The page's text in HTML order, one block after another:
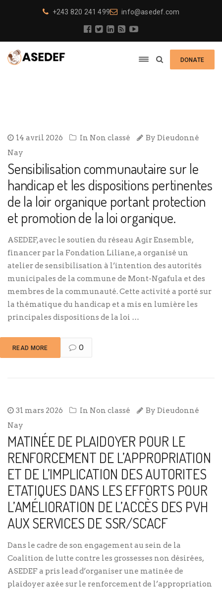
+243 820 241 499 info@asedef.com
DONATE
14 avril 2026 In Non classé By Dieudonné
Nay
Sensibilisation communautaire sur le
handicap et les dispositions pertinentes
de la loir organique portant protection
et promotion de la loi organique.
ASEDEF, avec le soutien du réseau Agir Ensemble,
financer par la Fondation Liliane, a organisé un
atelier de sensibilisation à l’intention des autorités
municipales de la commune de Mont-Ngafula et des
membres de la communauté. Cette activité a porté sur
la thématique du handicap et a mis en lumière les
principales dispositions de la loi …
READ MORE 0
31 mars 2026 In Non classé By Dieudonné
Nay
MATINÉE DE PLAIDOYER POUR LE
RENFORCEMENT DE L’APPROPRIATION
ET DE L’IMPLICATION DES AUTORITES
ETATIQUES DANS LES EFFORTS POUR
L’AMÉLIORATION DE L’ACCÈS DES PVH
AUX SERVICES DE SSR/SCACF
Dans le cadre de son engagement au sein de la
Coalition de lutte contre les grossesses non désirées,
ASEDEF a pris lead d’organiser une matinée de
plaidoyer axée sur le renforcement de l’appropriation